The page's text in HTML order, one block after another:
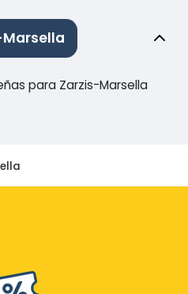
para Zarzis-Marsella